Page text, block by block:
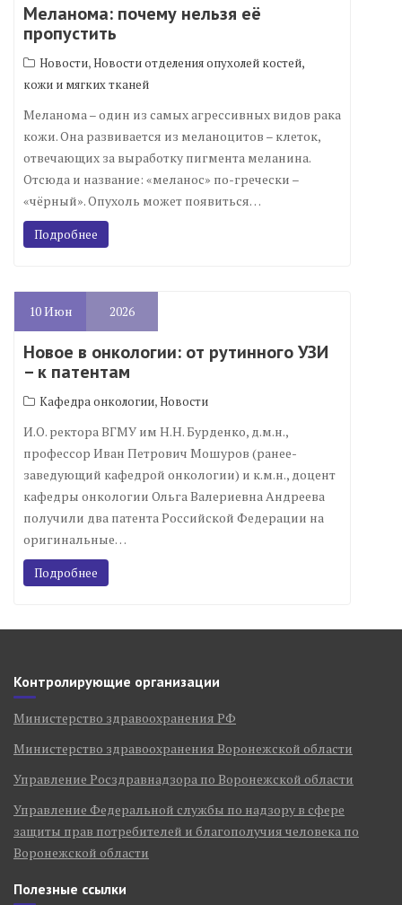
Меланома: почему нельзя её
пропустить
Новости,Новости отделения опухолей костей,
кожи и мягких тканей
Меланома – один из самых агрессивных видов рака
кожи. Она развивается из меланоцитов – клеток,
отвечающих за выработку пигмента меланина.
Отсюда и название: «меланос» по-гречески –
«чёрный». Опухоль может появиться…
Подробнее
10Июн 2026
Новое в онкологии: от рутинного УЗИ
– к патентам
Кафедра онкологии,Новости
И.О. ректора ВГМУ им Н.Н. Бурденко, д.м.н.,
профессор Иван Петрович Мошуров (ранее-
заведующий кафедрой онкологии) и к.м.н., доцент
кафедры онкологии Ольга Валериевна Андреева
получили два патента Российской Федерации на
оригинальные…
Подробнее
Контролирующие организации
Министерство здравоохранения РФ
Министерство здравоохранения Воронежской области
Управление Росздравнадзора по Воронежской области
Управление Федеральной службы по надзору в сфере
защиты прав потребителей и благополучия человека по
Воронежской области
Полезные ссылки